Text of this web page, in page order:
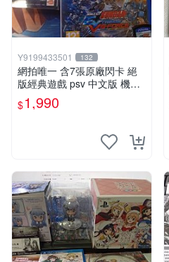
Y9199433501 132
網拍唯一 含7張原廠閃卡 絕
版經典遊戲 psv 中文版 機動
戰士 鋼彈 極限VS. FORCE
$1,990